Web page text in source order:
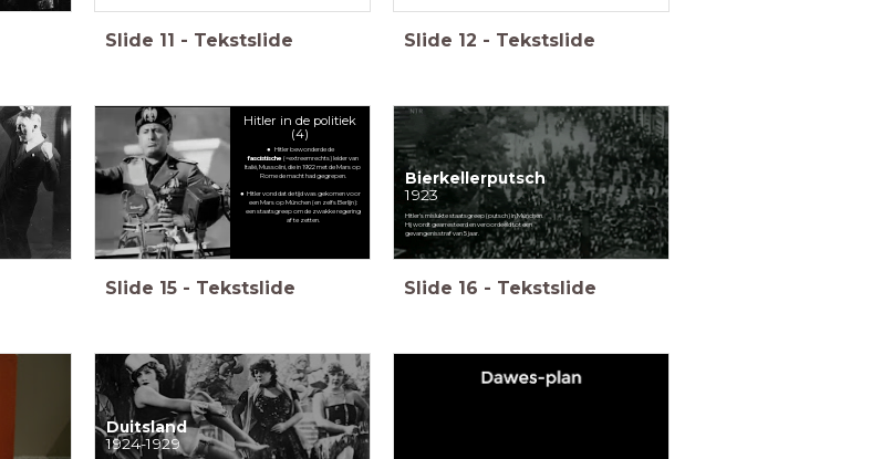
Slide 11 - Tekstslide Slide 12 - Tekstslide
Hitler in de politiek
(4)
Hitler bewonderde de
fascistische (=extreemrechts) leider van
Italië, Mussolini, die in 1922 met de Mars op
Rome de macht had gegrepen.
Hitler vond dat de tijd was gekomen voor
een Mars op München (en zelfs Berlijn):
een staatsgreep om de zwakke regering
af te zetten.
Slide 15 - Tekstslide
Bierkellerputsch
1923
Hitler's mislukte staatsgreep (putsch) in München.
Hij wordt gearresteerd en veroordeeld tot een
gevangenisstraf van 5 jaar.
Slide 16 - Tekstslide
Duitsland
1924-1929